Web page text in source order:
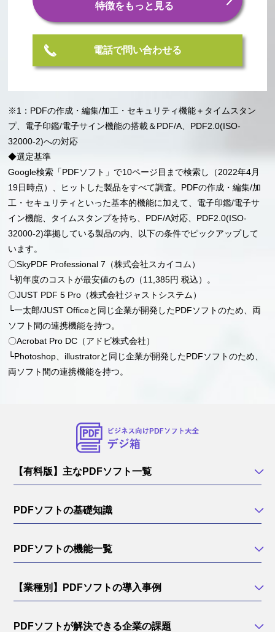
特徴をもっと見る
電話で問い合わせる
※1：PDFの作成・編集/加工・セキュリティ機能＋タイムスタン
プ、電子印鑑/電子サイン機能の搭載＆PDF/A、PDF2.0(ISO-
32000-2)への対応
◆選定基準
Google検索「PDFソフト」で10ページ目まで検索し（2022年4月
19日時点）、ヒットした製品をすべて調査。PDFの作成・編集/加
工・セキュリティといった基本的機能に加えて、電子印鑑/電子サ
イン機能、タイムスタンプを持ち、PDF/A対応、PDF2.0(ISO-
32000-2)準拠している製品の内、以下の条件でピックアップして
います。
〇SkyPDF Professional 7（株式会社スカイコム）
└初年度のコストが最安値のもの（11,385円 税込）。
〇JUST PDF 5 Pro（株式会社ジャストシステム）
└一太郎/JUST Officeと同じ企業が開発したPDFソフトのため、両
ソフト間の連携機能を持つ。
〇Acrobat Pro DC（アドビ株式会社）
└Photoshop、illustratorと同じ企業が開発したPDFソフトのため、
両ソフト間の連携機能を持つ。
【有料版】主なPDFソフト一覧
PDFソフトの基礎知識
PDFソフトの機能一覧
【業種別】PDFソフトの導入事例
PDFソフトが解決できる企業の課題